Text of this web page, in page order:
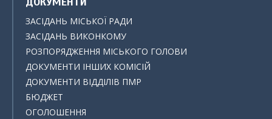
ЗАСІДАНЬ МІСЬКОЇ РАДИ
ЗАСІДАНЬ ВИКОНКОМУ
РОЗПОРЯДЖЕННЯ МІСЬКОГО ГОЛОВИ
ДОКУМЕНТИ ІНШИХ КОМІСІЙ
ДОКУМЕНТИ ВІДДІЛІВ ПМР
БЮДЖЕТ
ОГОЛОШЕННЯ